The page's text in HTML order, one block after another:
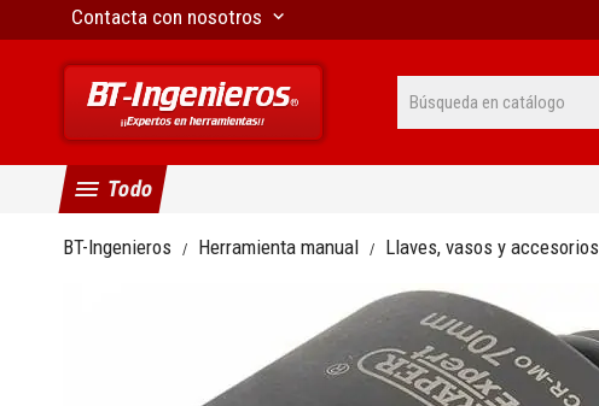
Contacta con nosotros keyboard_arrow_down
menu Todo
BT-Ingenieros Herramienta manual Llaves, vasos y accesorios